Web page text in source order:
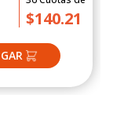
$140.21